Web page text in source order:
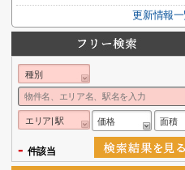
更新情報一
種別
エリア| 駅 価格 面積
- 件該当